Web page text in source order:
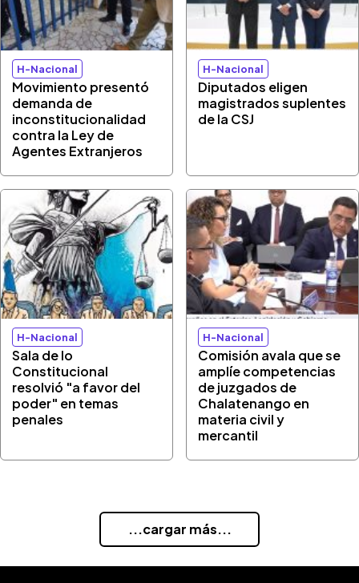
H-Nacional
Movimiento presentó
demanda de
inconstitucionalidad
contra la Ley de
Agentes Extranjeros
H-Nacional
Diputados eligen
magistrados suplentes
de la CSJ
H-Nacional
Sala de lo
Constitucional
resolvió "a favor del
poder" en temas
penales
H-Nacional
Comisión avala que se
amplíe competencias
de juzgados de
Chalatenango en
materia civil y
mercantil
...cargar más...